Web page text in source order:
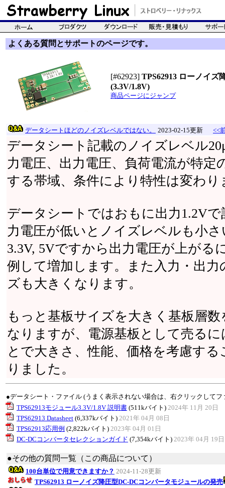
よくある質問とサポートのページです。
[#62923] TPS62913 ローノイズ
(3.3V/1.8V)
商品ページにジャンプ
データシートほどのノイズレベルではない。 2023-02-15更新 <<
データシート記載のノイズレベル
力電圧、出力電圧、負荷電流が特定
する帯域、条件により特性は変わり
データシートではおもに出力1.2V
力電圧が低いとノイズレベルも小
3.3V, 5Vですから出力電圧が上がる
例して増加します。また入力・出
ズも大きくなります。
もっと基板サイズを大きく基板層
なりますが、電源基板として売る
とで大きさ、性能、価格を考慮す
りました。
●データシート・ファイル (うまく表示されない場合は、右クリックして
TPS62913モジュール3.3V/1.8V 説明書 (511kバイト) 2024年 11月 20日
TPS62913 Datasheet (6,337kバイト) 2021年 04月 08日
TPS62913応用例 (2,822kバイト) 2023年 04月 01日
DC-DCコンバータセレクションガイド (7,354kバイト) 2023年 04月 19日
●その他の質問一覧（この商品について）
100台単位で用意できますか？ 2024-11-28更新
TPS62913 ローノイズ降圧型DC-DCコンバータモジュールの発売